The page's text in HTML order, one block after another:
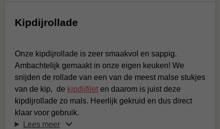
Kipdijrollade
Onze kipdijrollade is zeer smaakvol en sappig.
Ambachtelijk gemaakt in onze eigen keuken! We
snijden de rollade van een van de meest malse stukjes
van de kip, de kipdijfilet en daarom is juist deze
kipdijrollade zo mals. Heerlijk gekruid en dus direct
klaar voor gebruik.
Lees meer